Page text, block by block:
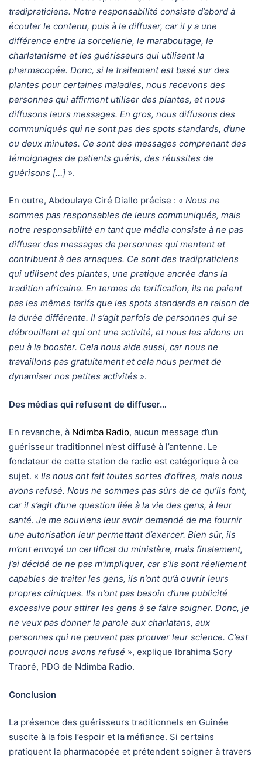
tradipraticiens. Notre responsabilité consiste d’abord à
écouter le contenu, puis à le diffuser, car il y a une
différence entre la sorcellerie, le maraboutage, le
charlatanisme et les guérisseurs qui utilisent la
pharmacopée. Donc, si le traitement est basé sur des
plantes pour certaines maladies, nous recevons des
personnes qui affirment utiliser des plantes, et nous
diffusons leurs messages. En gros, nous diffusons des
communiqués qui ne sont pas des spots standards, d’une
ou deux minutes. Ce sont des messages comprenant des
témoignages de patients guéris, des réussites de
guérisons […] ».
En outre, Abdoulaye Ciré Diallo précise : « Nous ne
sommes pas responsables de leurs communiqués, mais
notre responsabilité en tant que média consiste à ne pas
diffuser des messages de personnes qui mentent et
contribuent à des arnaques. Ce sont des tradipraticiens
qui utilisent des plantes, une pratique ancrée dans la
tradition africaine. En termes de tarification, ils ne paient
pas les mêmes tarifs que les spots standards en raison de
la durée différente. Il s’agit parfois de personnes qui se
débrouillent et qui ont une activité, et nous les aidons un
peu à la booster. Cela nous aide aussi, car nous ne
travaillons pas gratuitement et cela nous permet de
dynamiser nos petites activités ».
Des médias qui refusent de diffuser…
En revanche, à Ndimba Radio, aucun message d’un
guérisseur traditionnel n’est diffusé à l’antenne. Le
fondateur de cette station de radio est catégorique à ce
sujet. « Ils nous ont fait toutes sortes d’offres, mais nous
avons refusé. Nous ne sommes pas sûrs de ce qu’ils font,
car il s’agit d’une question liée à la vie des gens, à leur
santé. Je me souviens leur avoir demandé de me fournir
une autorisation leur permettant d’exercer. Bien sûr, ils
m’ont envoyé un certificat du ministère, mais finalement,
j’ai décidé de ne pas m’impliquer, car s’ils sont réellement
capables de traiter les gens, ils n’ont qu’à ouvrir leurs
propres cliniques. Ils n’ont pas besoin d’une publicité
excessive pour attirer les gens à se faire soigner. Donc, je
ne veux pas donner la parole aux charlatans, aux
personnes qui ne peuvent pas prouver leur science. C’est
pourquoi nous avons refusé », explique Ibrahima Sory
Traoré, PDG de Ndimba Radio.
Conclusion
La présence des guérisseurs traditionnels en Guinée
suscite à la fois l’espoir et la méfiance. Si certains
pratiquent la pharmacopée et prétendent soigner à travers